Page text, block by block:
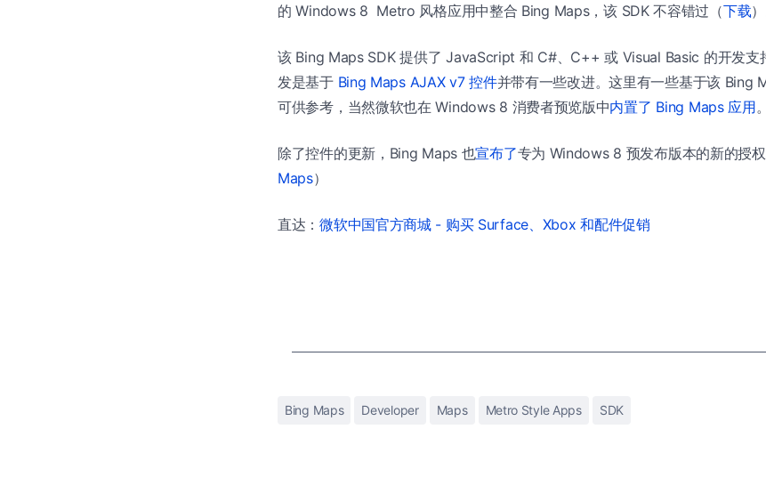
的 Windows 8 Metro 风格应用中整合 Bing Maps，该 SDK 不容错过（下载）
该 Bing Maps SDK 提供了 JavaScript 和 C#、C++ 或 Visual Basic 的开发
发是基于 Bing Maps AJAX v7 控件并带有一些改进。这里有一些基于该 Bing
可供参考，当然微软也在 Windows 8 消费者预览版中内置了 Bing Maps 应用。
除了控件的更新，Bing Maps 也宣布了专为 Windows 8 预发布版本的新的授
Maps）
直达：微软中国官方商城 - 购买 Surface、Xbox 和配件促销
Bing Maps Developer Maps Metro Style Apps SDK